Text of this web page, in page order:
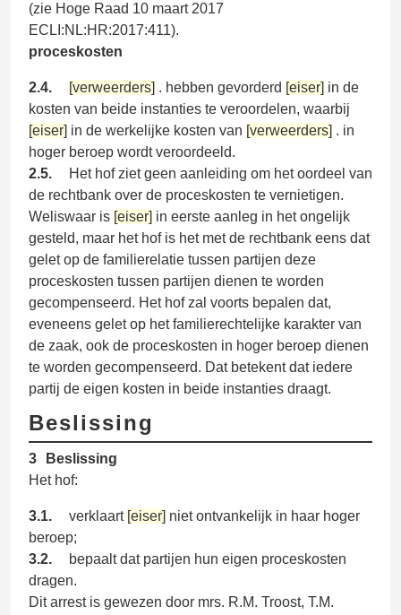
(zie Hoge Raad 10 maart 2017
ECLI:NL:HR:2017:411).
proceskosten
2.4. [verweerders] . hebben gevorderd [eiser] in de
kosten van beide instanties te veroordelen, waarbij
[eiser] in de werkelijke kosten van [verweerders] . in
hoger beroep wordt veroordeeld.
2.5.
Het hof ziet geen aanleiding om het oordeel van
de rechtbank over de proceskosten te vernietigen.
Weliswaar is [eiser] in eerste aanleg in het ongelijk
gesteld, maar het hof is het met de rechtbank eens dat
gelet op de familierelatie tussen partijen deze
proceskosten tussen partijen dienen te worden
gecompenseerd. Het hof zal voorts bepalen dat,
eveneens gelet op het familierechtelijke karakter van
de zaak, ook de proceskosten in hoger beroep dienen
te worden gecompenseerd. Dat betekent dat iedere
partij de eigen kosten in beide instanties draagt.
Beslissing
3
Beslissing
Het hof:
3.1. verklaart [eiser] niet ontvankelijk in haar hoger
beroep;
3.2.
bepaalt dat partijen hun eigen proceskosten
dragen.
Dit arrest is gewezen door mrs. R.M. Troost, T.M.